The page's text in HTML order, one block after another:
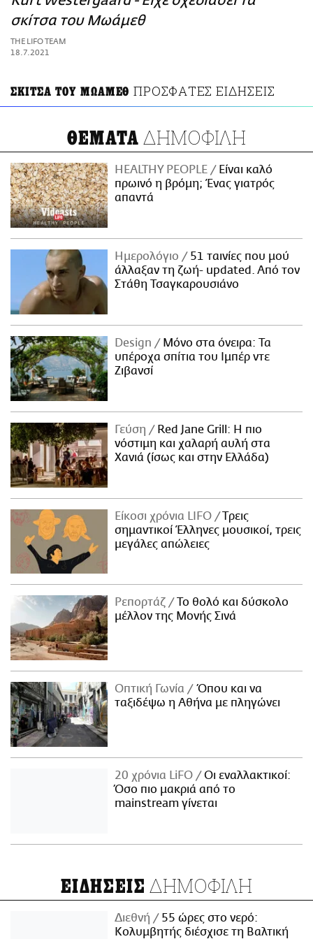
ΑΜΠΑ
PRINT
σκίτσα του Μωάμεθ
THE LIFO TEAM
18.7.2021
ΣΚΙΤΣΑ ΤΟΥ ΜΩΑΜΕΘ ΠΡΟΣΦΑΤΕΣ ΕΙΔΗΣΕΙΣ
ΘΕΜΑΤΑ ΔΗΜΟΦΙΛΗ
HEALTHY PEOPLE
Είναι καλό
πρωινό η βρόμη; Ένας γιατρός
απαντά
Ημερολόγιο
51 ταινίες που μού
άλλαξαν τη ζωή- updated. Aπό τον
Στάθη Τσαγκαρουσιάνο
Design
Μόνο στα όνειρα: Τα
υπέροχα σπίτια του Ιμπέρ ντε
Ζιβανσί
Γεύση
Red Jane Grill: Η πιο
νόστιμη και χαλαρή αυλή στα
Χανιά (ίσως και στην Ελλάδα)
Είκοσι χρόνια LIFO
Tρεις
σημαντικοί Έλληνες μουσικοί, τρεις
μεγάλες απώλειες
Ρεπορτάζ
Το θολό και δύσκολο
μέλλον της Μονής Σινά
Οπτική Γωνία
Όπου και να
ταξιδέψω η Αθήνα με πληγώνει
20 χρόνια LiFO
Οι εναλλακτικοί:
Όσο πιο μακριά από το
mainstream γίνεται
ΕΙΔΗΣΕΙΣ ΔΗΜΟΦΙΛΗ
Διεθνή
55 ώρες στο νερό:
Κολυμβητής διέσχισε τη Βαλτική